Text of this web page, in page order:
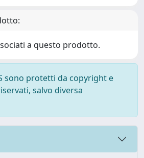
a questo prodotto.
sono protetti da copyright e
salvo diversa